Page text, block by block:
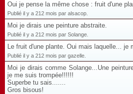
Oui je pense la même chose : fruit d'une
Publié il y a 212 mois par alsacop.
Moi je dirais une peinture abstraite.
Publié il y a 212 mois par Solange.
Le fruit d'une plante. Oui mais laquelle... je
Publié il y a 212 mois par gazelle.
Moi je dirais comme Solange...Une
je me suis trompée!!!!!!
Superbe tu sais.......
Gros bisous!